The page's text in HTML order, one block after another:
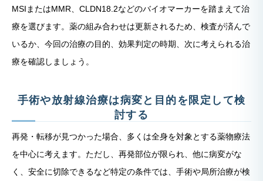
MSIまたはMMR、CLDN18.2などのバイオマーカーを踏まえて治
療を選びます。薬の組み合わせは更新されるため、検査が済んで
いるか、今回の治療の目的、効果判定の時期、次に考えられる治
療を確認しましょう。
手術や放射線治療は病変と目的を限定して検
討する
再発・転移が見つかった場合、多くは全身を対象とする薬物療法
を中心に考えます。ただし、再発部位が限られ、他に病変がな
く、安全に切除できるなど特定の条件では、手術や局所治療が検